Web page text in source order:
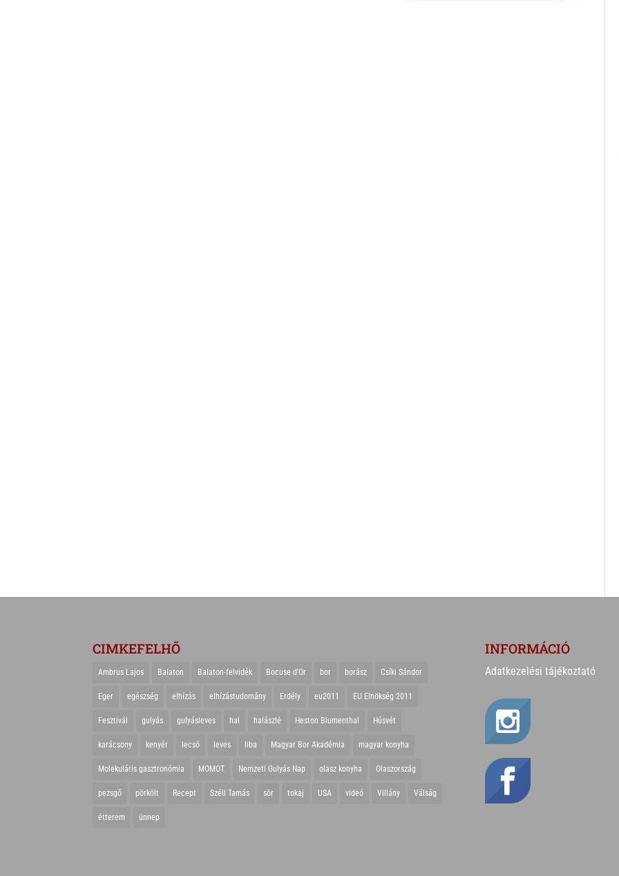
CIMKEFELHŐ
Ambrus Lajos Balaton Balaton-felvidék Bocuse d'Or bor borász Csíki Sándor
Eger egészség elhízás elhízástudomány Erdély eu2011 EU Elnökség 2011
Fesztivál gulyás gulyásleves hal halászlé Heston Blumenthal Húsvét
karácsony kenyér lecsó leves liba Magyar Bor Akadémia magyar konyha
Molekuláris gasztronómia MOMOT Nemzeti Gulyás Nap olasz konyha Olaszország
pezsgő pörkölt Recept Széll Tamás sör tokaj USA videó Villány Válság
étterem ünnep
INFORMÁCIÓ
Adatkezelési tájékoztató